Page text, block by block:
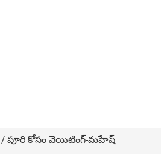
/ పూరి కోసం వెయిటింగ్‌-మ‌హేష్‌